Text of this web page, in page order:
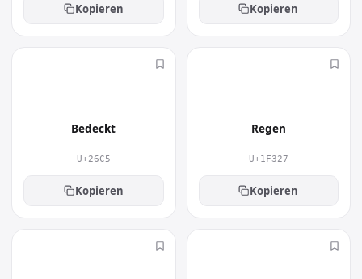
Kopieren Kopieren
Bedeckt
U+26C5
Kopieren
Regen
U+1F327
Kopieren